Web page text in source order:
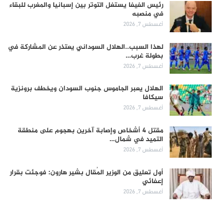
رئيس الفيفا يستغل التوتر بين إسبانيا والمغرب للبقاء
في منصبه
أغسطس 7, 2026
لهذا السبب..الهلال السوداني يعتذر عن المشاركة في
بطولة غرب…
أغسطس 7, 2026
الهلال يعبر الجاموس جنوب السودان ويخطف برونزية
سيكافا
أغسطس 7, 2026
مقتل 4 أشخاص وإصابة آخرين بهجوم على منطقة
التميد في شمال…
أغسطس 7, 2026
أول تعليق من الوزير المُقال بشير هارون: فوجئت بقرار
إعفائي
أغسطس 7, 2026